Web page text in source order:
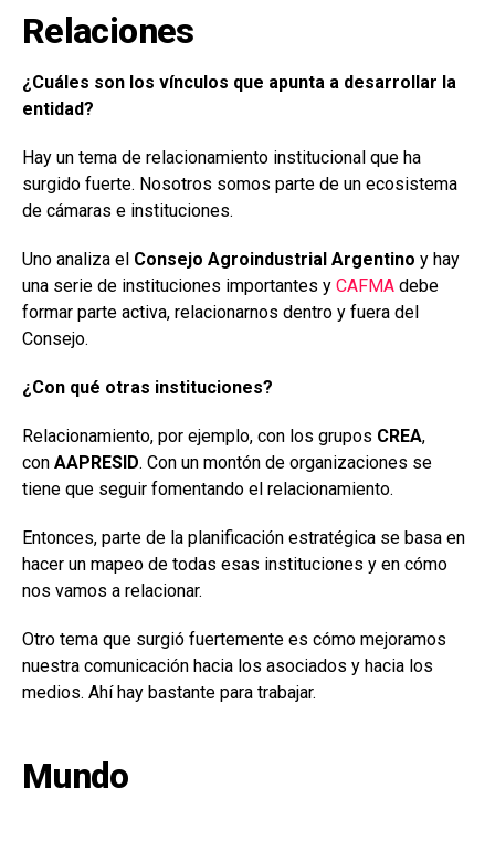
Relaciones
¿Cuáles son los vínculos que apunta a desarrollar la
entidad?
Hay un tema de relacionamiento institucional que ha
surgido fuerte. Nosotros somos parte de un ecosistema
de cámaras e instituciones.
Uno analiza el Consejo Agroindustrial Argentino y hay
una serie de instituciones importantes y CAFMA debe
formar parte activa, relacionarnos dentro y fuera del
Consejo.
¿Con qué otras instituciones?
Relacionamiento, por ejemplo, con los grupos CREA,
con AAPRESID. Con un montón de organizaciones se
tiene que seguir fomentando el relacionamiento.
Entonces, parte de la planificación estratégica se basa en
hacer un mapeo de todas esas instituciones y en cómo
nos vamos a relacionar.
Otro tema que surgió fuertemente es cómo mejoramos
nuestra comunicación hacia los asociados y hacia los
medios. Ahí hay bastante para trabajar.
Mundo